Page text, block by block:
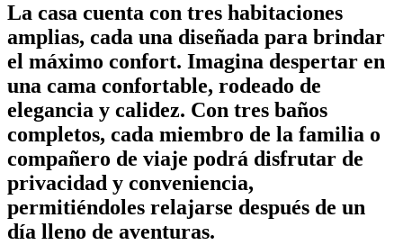
La casa cuenta con tres habitaciones
amplias, cada una diseñada para brindar
el máximo confort. Imagina despertar en
una cama confortable, rodeado de
elegancia y calidez. Con tres baños
completos, cada miembro de la familia o
compañero de viaje podrá disfrutar de
privacidad y conveniencia,
permitiéndoles relajarse después de un
día lleno de aventuras.